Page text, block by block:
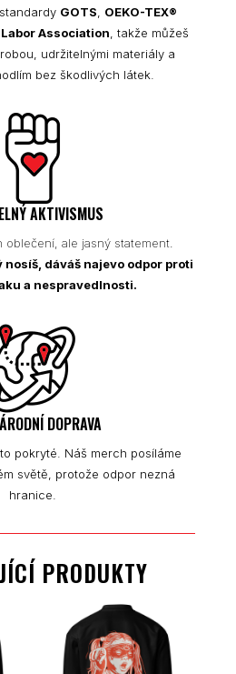
GOTS
OEKO-TEX®
Association , takže můžeš
udržitelnými materiály a
bez škodlivých látek.
AKTIVISMUS
ale jasný statement.
nosíš, dáváš najevo odpor proti
a nespravedlnosti.
DOPRAVA
pokryté. Náš merch posíláme
světě, protože odpor nezná
hranice.
PRODUKTY